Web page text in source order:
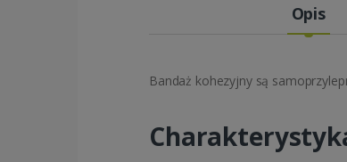
Opis
Bandaż kohezyjny są